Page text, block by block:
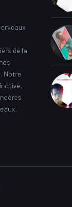
de la
Notre